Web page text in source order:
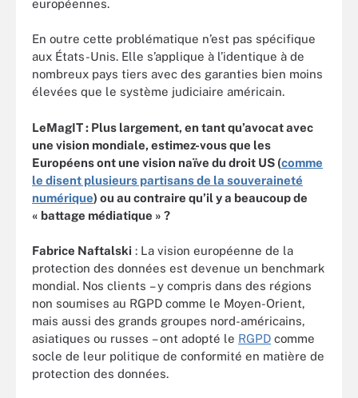
européennes.
En outre cette problématique n’est pas spécifique
aux États-Unis. Elle s’applique à l’identique à de
nombreux pays tiers avec des garanties bien moins
élevées que le système judiciaire américain.
LeMagIT : Plus largement, en tant qu’avocat avec
une vision mondiale, estimez-vous que les
Européens ont une vision naïve du droit US (comme
le disent plusieurs partisans de la souveraineté
numérique) ou au contraire qu’il y a beaucoup de
« battage médiatique » ?
Fabrice Naftalski : La vision européenne de la
protection des données est devenue un benchmark
mondial. Nos clients – y compris dans des régions
non soumises au RGPD comme le Moyen-Orient,
mais aussi des grands groupes nord-américains,
asiatiques ou russes – ont adopté le RGPD comme
socle de leur politique de conformité en matière de
protection des données.